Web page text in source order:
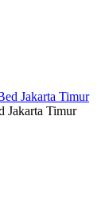
Jakarta Timur